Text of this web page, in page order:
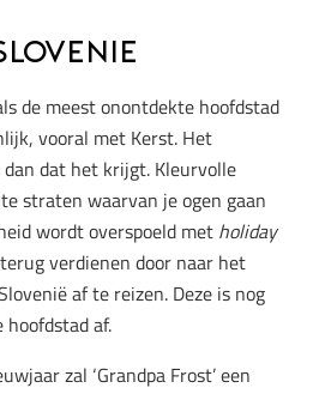
de meest onontdekte hoofdstad
vooral met Kerst. Het
dat het krijgt. Kleurvolle
straten waarvan je ogen gaan
wordt overspoeld met holiday
verdienen door naar het
af te reizen. Deze is nog
af.
zal ‘Grandpa Frost’ een